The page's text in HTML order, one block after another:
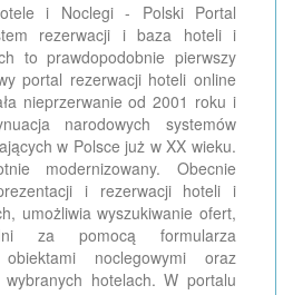
i Noclegi - Polski Portal
rezerwacji i baza hoteli i
to prawdopodobnie pierwszy
portal rezerwacji hoteli online
nieprzerwanie od 2001 roku i
narodowych systemów
w Polsce już w XX wieku.
modernizowany. Obecnie
i rezerwacji hoteli i
umożliwia wyszukiwanie ofert,
za pomocą formularza
noclegowymi oraz
hotelach. W portalu